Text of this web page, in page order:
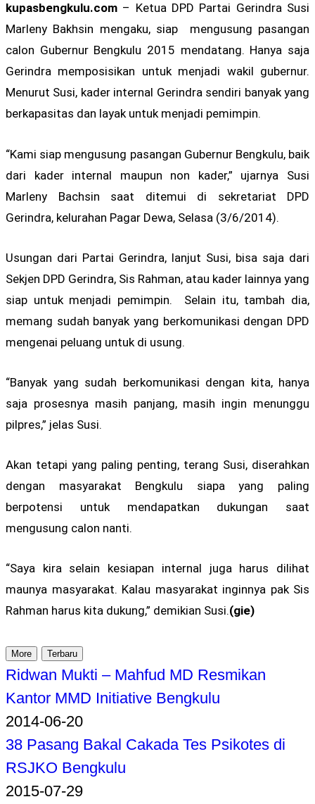
kupasbengkulu.com – Ketua DPD Partai Gerindra Susi
Marleny Bakhsin mengaku, siap mengusung pasangan
calon Gubernur Bengkulu 2015 mendatang. Hanya saja
Gerindra memposisikan untuk menjadi wakil gubernur.
Menurut Susi, kader internal Gerindra sendiri banyak yang
berkapasitas dan layak untuk menjadi pemimpin.
“Kami siap mengusung pasangan Gubernur Bengkulu, baik
dari kader internal maupun non kader,” ujarnya Susi
Marleny Bachsin saat ditemui di sekretariat DPD
Gerindra, kelurahan Pagar Dewa, Selasa (3/6/2014).
Usungan dari Partai Gerindra, lanjut Susi, bisa saja dari
Sekjen DPD Gerindra, Sis Rahman, atau kader lainnya yang
siap untuk menjadi pemimpin. Selain itu, tambah dia,
memang sudah banyak yang berkomunikasi dengan DPD
mengenai peluang untuk di usung.
“Banyak yang sudah berkomunikasi dengan kita, hanya
saja prosesnya masih panjang, masih ingin menunggu
pilpres,” jelas Susi.
Akan tetapi yang paling penting, terang Susi, diserahkan
dengan masyarakat Bengkulu siapa yang paling
berpotensi untuk mendapatkan dukungan saat
mengusung calon nanti.
“Saya kira selain kesiapan internal juga harus dilihat
maunya masyarakat. Kalau masyarakat inginnya pak Sis
Rahman harus kita dukung,” demikian Susi.(gie)
More Terbaru
Ridwan Mukti – Mahfud MD Resmikan
Kantor MMD Initiative Bengkulu
2014-06-20
38 Pasang Bakal Cakada Tes Psikotes di
RSJKO Bengkulu
2015-07-29